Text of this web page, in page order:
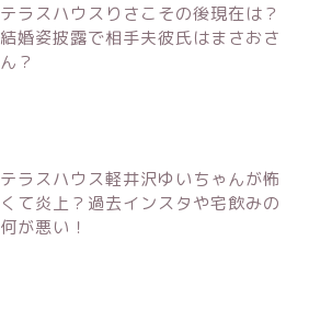
テラスハウスりさこその後現在は？
結婚姿披露で相手夫彼氏はまさおさ
ん？
テラスハウス軽井沢ゆいちゃんが怖
くて炎上？過去インスタや宅飲みの
何が悪い！